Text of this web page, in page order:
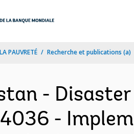
PAUVRETÉ Recherche et publications (a)
-
-